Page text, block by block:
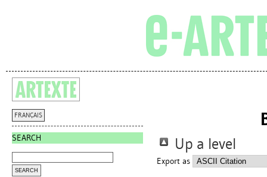
FRANÇAIS
SEARCH Up a level
Export as